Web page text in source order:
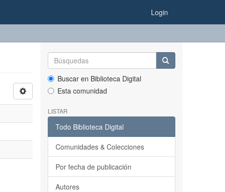
Login
Buscar en Biblioteca Digital
Esta comunidad
LISTAR
Todo Biblioteca Digital
Comunidades & Colecciones
Por fecha de publicación
Autores